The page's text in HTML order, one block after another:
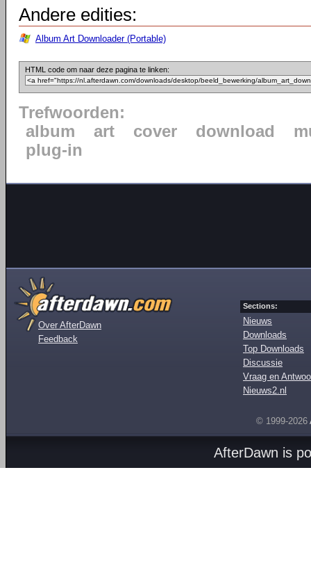
Andere edities:
Album Art Downloader (Portable)
HTML code om naar deze pagina te linken:
Trefwoorden:
album
art cover download
plug-in
Over AfterDawn
Feedback
Sections:
Nieuws
Downloads
Top Downloads
Discussie
Vraag en
Nieuws2.nl
© 1999-2026
AfterDawn is